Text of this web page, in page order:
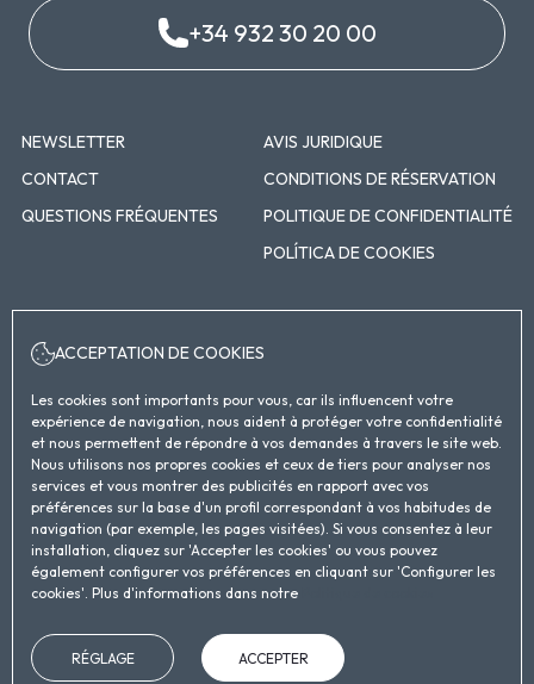
+34 932 30 20 00
NEWSLETTER
CONTACT
QUESTIONS FRÉQUENTES
AVIS JURIDIQUE
CONDITIONS DE RÉSERVATION
POLITIQUE DE CONFIDENTIALITÉ
POLÍTICA DE COOKIES
Suivez nous!
Carrer de Lope de Vega, 4, Sant Martí, 08005 Barcelona, España
info@eurohotelbarcelona.com
ACCEPTATION DE COOKIES
Les cookies sont importants pour vous, car ils influencent votre
expérience de navigation, nous aident à protéger votre confidentialité
et nous permettent de répondre à vos demandes à travers le site web.
Nous utilisons nos propres cookies et ceux de tiers pour analyser nos
services et vous montrer des publicités en rapport avec vos
préférences sur la base d'un profil correspondant à vos habitudes de
navigation (par exemple, les pages visitées). Si vous consentez à leur
installation, cliquez sur 'Accepter les cookies' ou vous pouvez
également configurer vos préférences en cliquant sur 'Configurer les
cookies'. Plus d'informations dans notre
RÉGLAGE ACCEPTER